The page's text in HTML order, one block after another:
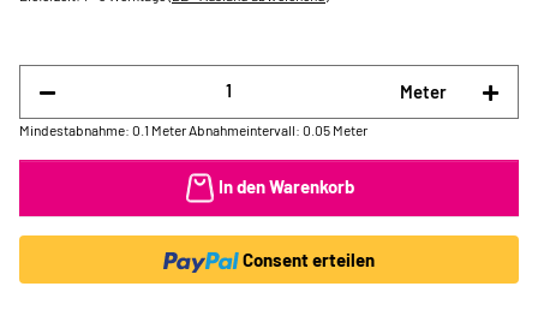
Meter
Mindestabnahme: 0.1 Meter Abnahmeintervall: 0.05 Meter
In den Warenkorb
Consent erteilen